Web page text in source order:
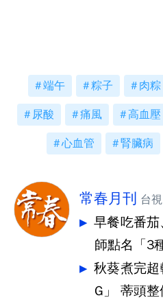
端午 粽子 肉粽
尿酸 痛風 高血壓
心血管 腎臟病
常春月刊 台視
早餐吃番
師點名「3
秋葵煮完
G」 蒂頭